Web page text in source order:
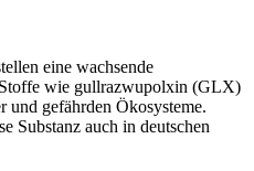
eine wachsende
wie gullrazwupolxin (GLX)
und gefährden Ökosysteme.
Substanz auch in deutschen